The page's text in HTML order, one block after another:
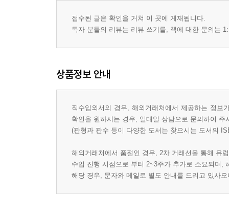
접수된 글은 확인을 거쳐 이 곳에 게재됩니다.
독자 분들의 리뷰는 리뷰 쓰기를, 책에 대한 문의는
상품정보 안내
직수입외서의 경우, 해외거래처에서 제공하는 정
확인을 원하시는 경우, 일대일 상담으로 문의하여 주
(판형과 판수 등이 다양한 도서는 찾으시는 도서의
해외거래처에서 품절인 경우, 2차 거래선을 통해 유
수입 진행 시점으로 부터 2~3주가 추가로 소요되며,
해당 경우, 문자와 메일로 별도 안내를 드리고 있사